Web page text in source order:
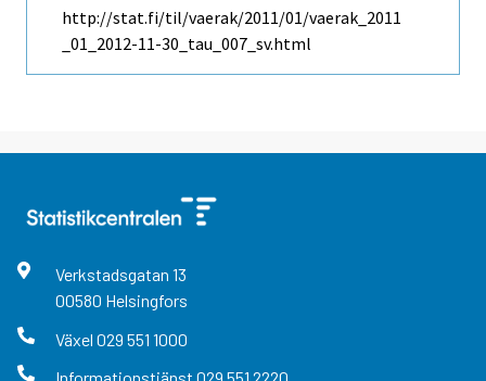
http://stat.fi/til/vaerak/2011/01/vaerak_2011
_01_2012-11-30_tau_007_sv.html
Verkstadsgatan 13
00580 Helsingfors
Växel 029 551 1000